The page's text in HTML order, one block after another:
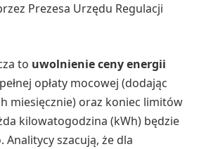
Prezesa Urzędu Regulacji
to uwolnienie ceny energii
opłaty mocowej (dodając
miesięcznie) oraz koniec limitów
kilowatogodzina (kWh) będzie
szacują, że dla